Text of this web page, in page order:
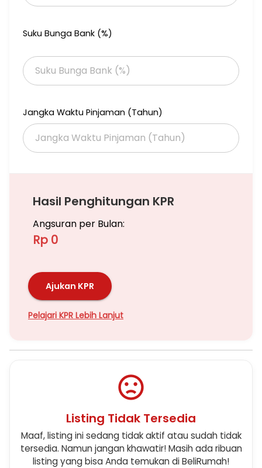
Suku Bunga Bank (%)
Jangka Waktu Pinjaman (Tahun)
Hasil Penghitungan KPR
Angsuran per Bulan:
Rp 0
Ajukan KPR
Pelajari KPR Lebih Lanjut
Listing Tidak Tersedia
Maaf, listing ini sedang tidak aktif atau sudah tidak
tersedia. Namun jangan khawatir! Masih ada ribuan
listing yang bisa Anda temukan di BeliRumah!